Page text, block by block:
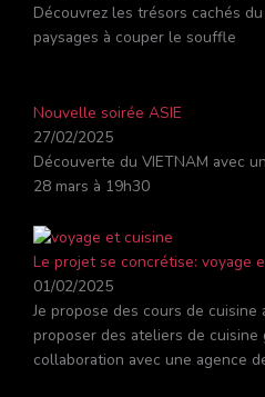
Découvrez les trésors cachés
paysages à couper le souffle
Nouvelle soirée ASIE
27/02/2025
Découverte du VIETNAM avec
28 mars à 19h30
Le projet se concrétise: voyage
01/02/2025
Je propose des cours de cuisine
proposer des ateliers de cuisine
collaboration avec une agence